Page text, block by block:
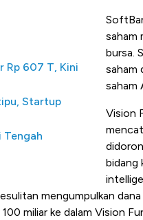
Rp 607 T, Kini
Startup
Tengah
saham
bursa.
saham
saham
Vision
bidang
mengumpulkan
miliar ke dalam Vision
Zona Berbahaya